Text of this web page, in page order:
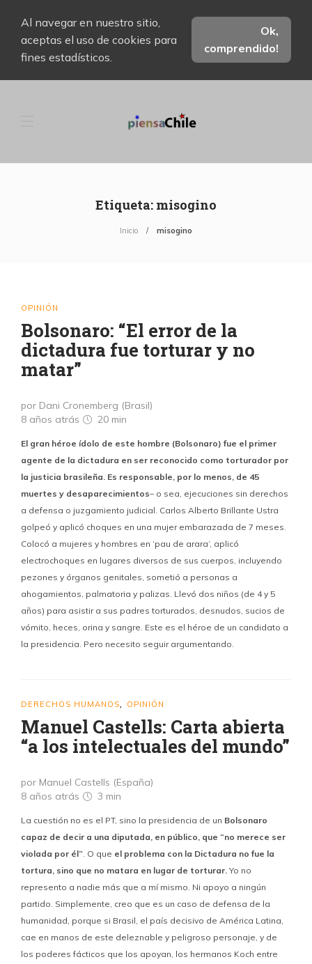
Al navegar en nuestro sitio,
aceptas el uso de cookies para
fines estadísticos.
Ok,
comprendido!
Etiqueta: misogino
Inicio misogino
OPINIÓN
Bolsonaro: “El error de la
dictadura fue torturar y no
matar”
por Dani Cronemberg (Brasil)
8 años atrás
20 min
El gran héroe ídolo de este hombre (Bolsonaro) fue el primer
agente de la dictadura en ser reconocido como torturador por
la justicia brasileña. Es responsable, por lo menos, de 45
muertes y desaparecimientos– o sea, ejecuciones sin derechos
a defensa o juzgamiento judicial. Carlos Alberto Brillante Ustra
golpeó y aplicó choques en una mujer embarazada de 7 meses.
Colocó a mujeres y hombres en ‘pau de arara’, aplicó
electrochoques en lugares diversos de sus cuerpos, incluyendo
pezones y órganos genitales, sometió a personas a
ahogamientos, palmatoria y palizas. Llevó dos niños (de 4 y 5
años) para asistir a sus padres torturados, desnudos, sucios de
vómito, heces, orina y sangre. Este es el héroe de un candidato a
la presidencia. Pero necesito seguir argumentando.
DERECHOS HUMANOS OPINIÓN
Manuel Castells: Carta abierta
“a los intelectuales del mundo”
por Manuel Castells (España)
8 años atrás
3 min
La cuestión no es el PT, sino la presidencia de un Bolsonaro
capaz de decir a una diputada, en público, que “no merece ser
violada por él”. O que el problema con la Dictadura no fue la
tortura, sino que no matara en lugar de torturar. Yo no
represento a nadie más que a mí mismo. Ni apoyo a ningún
partido. Simplemente, creo que es un caso de defensa de la
humanidad, porque si Brasil, el país decisivo de América Latina,
cae en manos de este deleznable y peligroso personaje, y de
los poderes fácticos que los apoyan, los hermanos Koch entre